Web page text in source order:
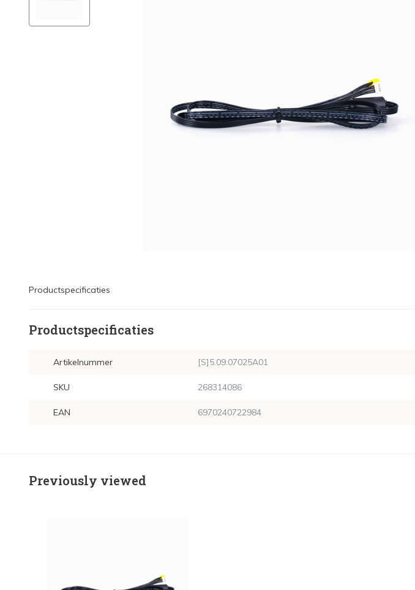
Productspecificaties
Productspecificaties
Artikelnummer [S]5.09.07025A01
SKU 268314086
EAN 6970240722984
Previously viewed